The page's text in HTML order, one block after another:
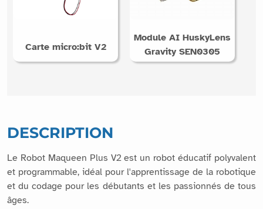
Carte micro:bit V2
Module AI HuskyLens
Gravity SEN0305
DESCRIPTION
Le Robot Maqueen Plus V2 est un robot éducatif polyvalent
et programmable, idéal pour l'apprentissage de la robotique
et du codage pour les débutants et les passionnés de tous
âges.